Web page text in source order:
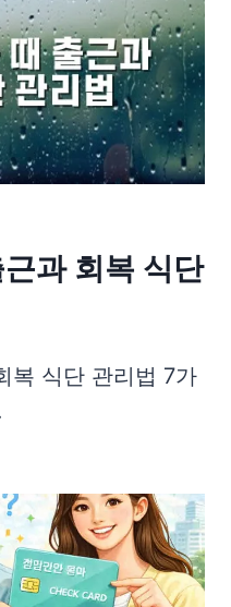
과 회복 식단
복 식단 관리법 7가